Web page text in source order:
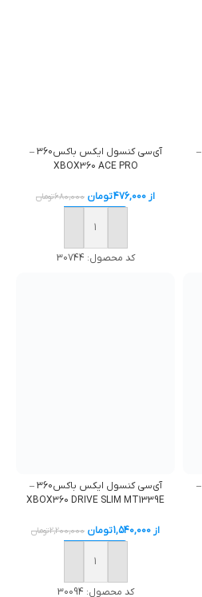
آی‌سی کنسول ایکس باکس360 –
آی‌سی کنسول ایکس باکس360 –
XBOX360 ACE PRO
از 476,000تومان 680,000تومان
خرید
کد محصول: 30744
آی‌سی کنسول ایکس باکس360 –
آی‌سی کنسول ایکس باکس360 –
XBOX360 DRIVE SLIM MT1339E
از1,540,000تومان 2,200,000تومان
خرید
کد محصول: 30094